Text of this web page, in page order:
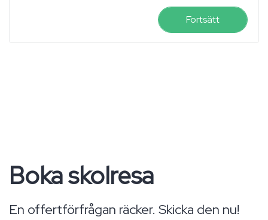
Fortsätt
Boka skolresa
En offertförfrågan räcker. Skicka den nu!